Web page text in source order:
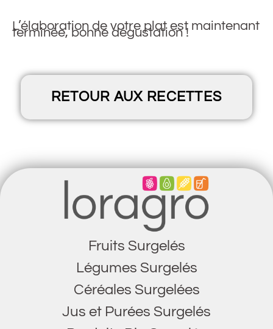
L’élaboration de votre plat est maintenant
terminée, bonne dégustation !
RETOUR AUX RECETTES
Fruits Surgelés
Légumes Surgelés
Céréales Surgelées
Jus et Purées Surgelés